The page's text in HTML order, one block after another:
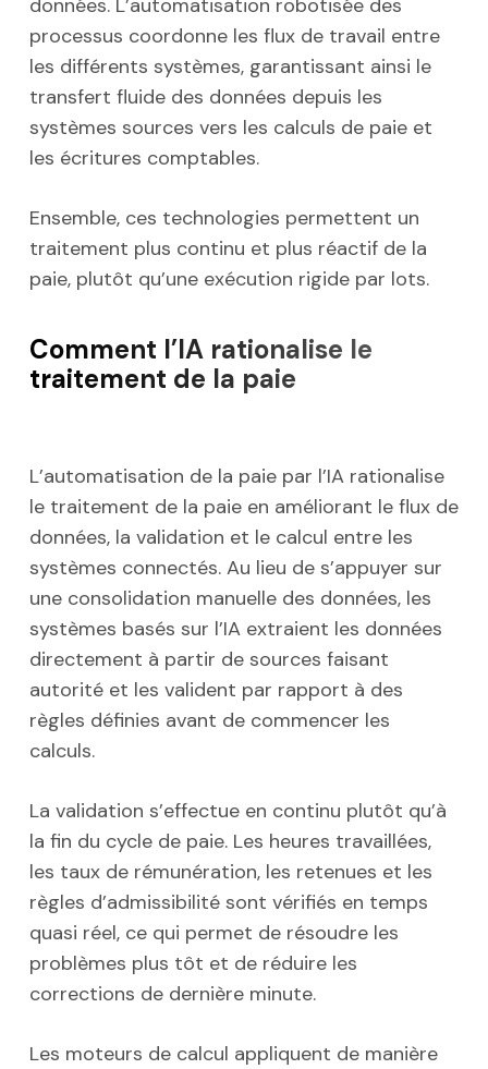
processus coordonne les flux de travail entre
les différents systèmes, garantissant ainsi le
transfert fluide des données depuis les
systèmes sources vers les calculs de paie et
les écritures comptables.
Ensemble, ces technologies permettent un
traitement plus continu et plus réactif de la
paie, plutôt qu’une exécution rigide par lots.
Comment l’IA rationalise le
traitement de la paie
L’automatisation de la paie par l’IA rationalise
le traitement de la paie en améliorant le flux de
données, la validation et le calcul entre les
systèmes connectés. Au lieu de s’appuyer sur
une consolidation manuelle des données, les
systèmes basés sur l’IA extraient les données
directement à partir de sources faisant
autorité et les valident par rapport à des
règles définies avant de commencer les
calculs.
La validation s’effectue en continu plutôt qu’à
la fin du cycle de paie. Les heures travaillées,
les taux de rémunération, les retenues et les
règles d’admissibilité sont vérifiés en temps
quasi réel, ce qui permet de résoudre les
problèmes plus tôt et de réduire les
corrections de dernière minute.
Les moteurs de calcul appliquent de manière